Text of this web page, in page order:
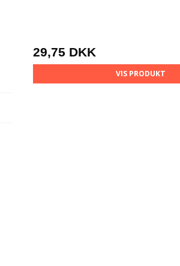
29,75 DKK
VIS PRODUKT